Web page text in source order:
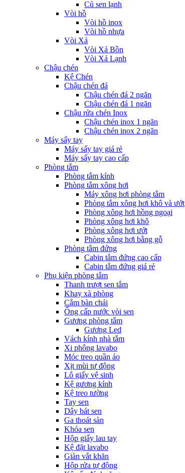
Củ sen lạnh
Vòi hồ
Vòi hồ inox
Vòi hồ nhựa
Vòi Xả
Vòi Xả Bồn
Vòi Xả Lạnh
Chậu chén
Kệ Chén
Chậu chén đá
Chậu chén đá 2 ngăn
Chậu chén đá 1 ngăn
Chậu rửa chén Inox
Chậu chén inox 1 ngăn
Chậu chén inox 2 ngăn
Máy sấy tay
Máy sấy tay giá rẻ
Máy sấy tay cao cấp
Phòng tắm
Phòng tắm kính
Phòng tắm xông hơi
Máy xông hơi phòng tắm
Phòng tắm xông hơi khô và ướt
Phòng xông hơi hồng ngoại
Phòng xông hơi khô
Phòng xông hơi ướt
Phòng xông hơi bằng gỗ
Phòng tắm đứng
Cabin tắm đứng cao cấp
Cabin tắm đứng giá rẻ
Phụ kiện phòng tắm
Thanh trượt sen tắm
Khay xà phòng
Cắm bàn chải
Ống cấp nước vòi sen
Gương phòng tắm
Gương Led
Vách kính nhà tắm
Xi phông lavabo
Móc treo quần áo
Xịt mùi tự động
Lô giấy vệ sinh
Kệ gương kính
Kệ treo tường
Tay sen
Dây bát sen
Ga thoát sàn
Khóa sen
Hộp giấy lau tay
Kệ đặt lavabo
Giàn vắt khăn
Hộp rửa tự động